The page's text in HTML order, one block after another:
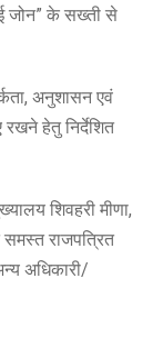
जोन” के सख्ती से
अनुशासन एवं
हेतु निर्देशित
शिवहरी मीणा,
राजपत्रित
अधिकारी/